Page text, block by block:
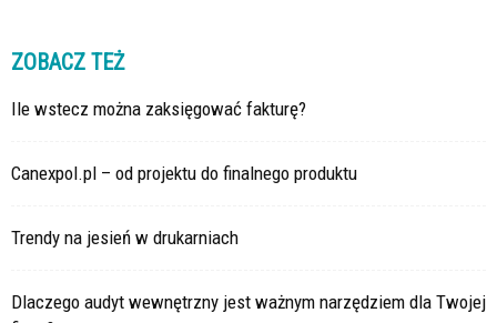
ZOBACZ TEŻ
Ile wstecz można zaksięgować fakturę?
Canexpol.pl – od projektu do finalnego produktu
Trendy na jesień w drukarniach
Dlaczego audyt wewnętrzny jest ważnym narzędziem dla Twojej